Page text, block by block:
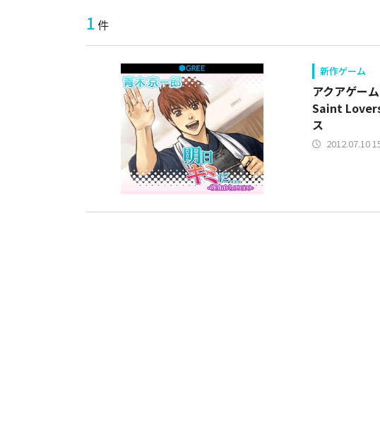
1 件
新作ゲーム
アクアゲー
Saint
ス
2012.07.10